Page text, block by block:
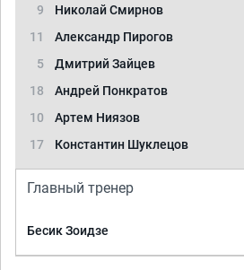
9
Николай Смирнов
11
Александр Пирогов
5
Дмитрий Зайцев
18
Андрей Понкратов
10
Артем Ниязов
17
Константин Шуклецов
Главный тренер
Бесик Зоидзе